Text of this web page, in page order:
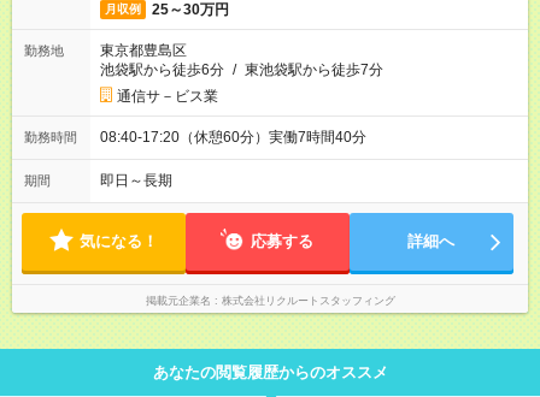
月収例 25～30万円
勤務地
東京都豊島区
池袋駅から徒歩6分 / 東池袋駅から徒歩7分
通信サ－ビス業
勤務時間 08:40-17:20（休憩60分）実働7時間40分
期間 即日～長期
気になる！ 応募する 詳細へ
掲載元企業名 株式会社リクルートスタッフィング
あなたの閲覧履歴からのオススメ